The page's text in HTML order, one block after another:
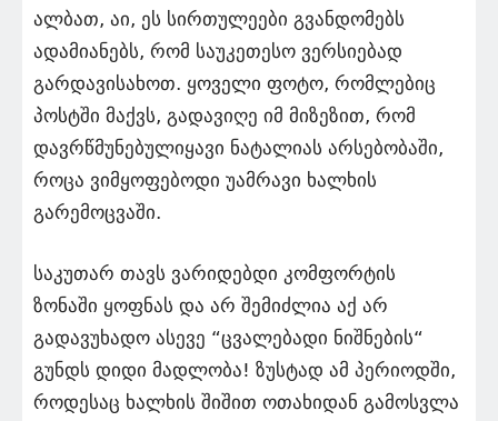
ალბათ, აი, ეს სირთულეები გვანდომებს
ადამიანებს, რომ საუკეთესო ვერსიებად
გარდავისახოთ. ყოველი ფოტო, რომლებიც
პოსტში მაქვს, გადავიღე იმ მიზეზით, რომ
დავრწმუნებულიყავი ნატალიას არსებობაში,
როცა ვიმყოფებოდი უამრავი ხალხის
გარემოცვაში.
საკუთარ თავს ვარიდებდი კომფორტის
ზონაში ყოფნას და არ შემიძლია აქ არ
გადავუხადო ასევე “ცვალებადი ნიშნების“
გუნდს დიდი მადლობა! ზუსტად ამ პერიოდში,
როდესაც ხალხის შიშით ოთახიდან გამოსვლა